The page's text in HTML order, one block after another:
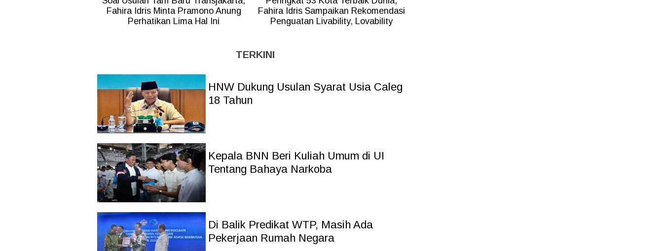
Fahira Idris Minta Pramono Anung
Perhatikan Lima Hal Ini
Fahira Idris Sampaikan Rekomendasi
Penguatan Livability, Lovability
TERKINI
HNW Dukung Usulan Syarat Usia Caleg
18 Tahun
Kepala BNN Beri Kuliah Umum di UI
Tentang Bahaya Narkoba
Di Balik Predikat WTP, Masih Ada
Pekerjaan Rumah Negara